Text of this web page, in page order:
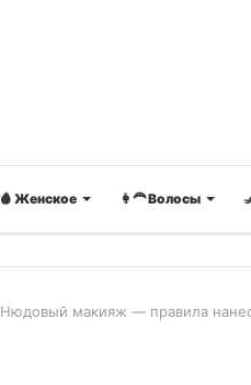
🩸 Женское 👩‍🦰 Волосы
Нюдовый макияж — правила